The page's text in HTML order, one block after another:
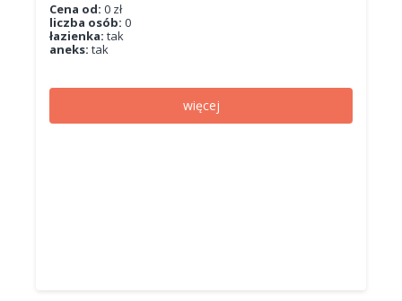
Cena od: 0 zł
liczba osób: 0
łazienka: tak
aneks: tak
więcej